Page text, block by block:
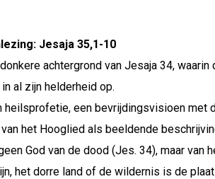
Jesaja 35,1-10
achtergrond van Jesaja 34,
al zijn helderheid op.
heilsprofetie, een bevrijdingsvisioen met
het Hooglied als beeldende
God van de dood (Jes. 34), maar van
het dorre land of de wildernis is de